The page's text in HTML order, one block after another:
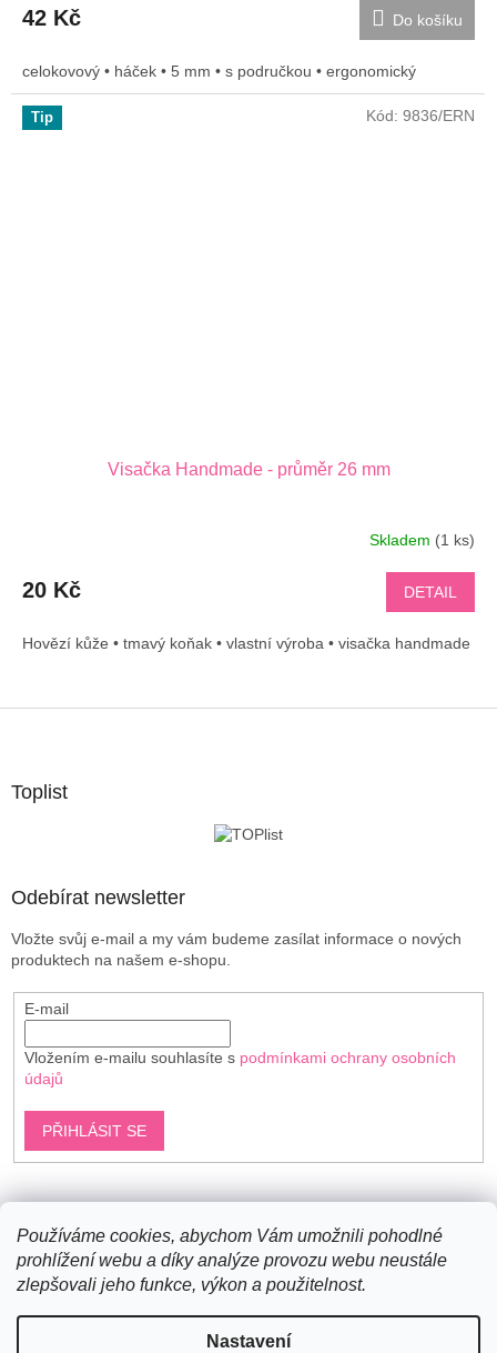
Používáme cookies, abychom Vám umožnili pohodlné
prohlížení webu a díky analýze provozu webu neustále
zlepšovali jeho funkce, výkon a použitelnost.
Nastavení
42 Kč Do košíku
celokovový • háček • 5 mm • s područkou • ergonomický
Tip
Visačka Handmade - průměr 26 mm
Skladem (1 ks)
20 Kč DETAIL
Hovězí kůže • tmavý koňak • vlastní výroba • visačka handmade
Kód: 9836/ERN
Toplist
Odebírat newsletter
Vložte svůj e-mail a my vám budeme zasílat informace o nových
produktech na našem e-shopu.
E-mail
Vložením e-mailu souhlasíte s podmínkami ochrany osobních
údajů
PŘIHLÁSIT SE